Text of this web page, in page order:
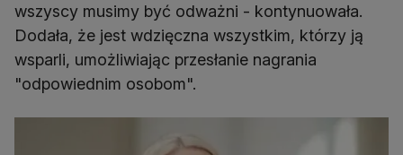
wszyscy musimy być odważni - kontynuowała.
Dodała, że jest wdzięczna wszystkim, którzy ją
wsparli, umożliwiając przesłanie nagrania
"odpowiednim osobom".